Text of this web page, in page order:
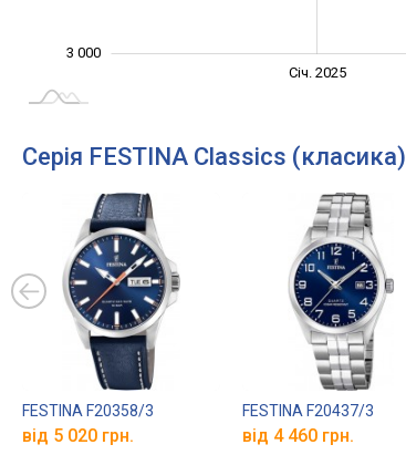
3 000
Січ. 2025
Серія FESTINA Classics (класика)
FESTINA F20358/3
від 5 020 грн.
FESTINA F20437/3
від 4 460 грн.